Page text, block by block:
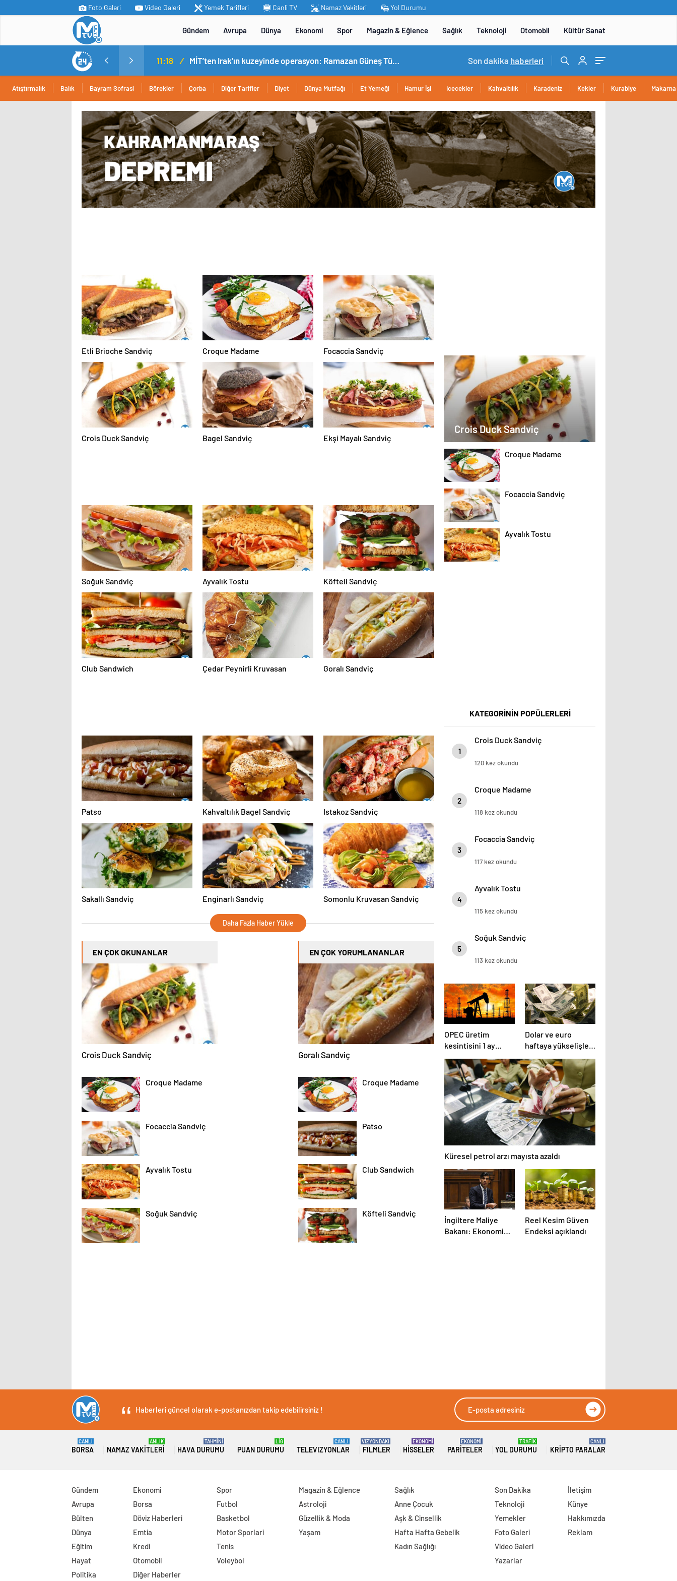
Foto Galeri Video Galeri Yemek Tarifleri Canli TV Namaz Vakitleri Yol Durumu
Gündem Avrupa Dünya Ekonomi Spor Magazin & Eğlence Sağlık Teknoloji Otomobil Kültür Sanat
11:18 / MİT’ten Irak’ın kuzeyinde operasyon: Ramazan Güneş Türkiye’ye getirildi 14:05 / Yerli otomobil TOGG’un ustaları burada yetişecek
Son dakika haberleri
Atıştırmalık Balık Bayram Sofrasi Börekler Çorba Diğer Tarifler Diyet Dünya Mutfağı Et Yemeği Hamur İşi Icecekler Kahvaltılık Karadeniz Kekler Kurabiye Makarna
Etli Brioche Sandviç Croque Madame Focaccia Sandviç
Crois Duck Sandviç Bagel Sandviç Ekşi Mayalı Sandviç
Soğuk Sandviç Ayvalık Tostu Köfteli Sandviç
Club Sandwich Çedar Peynirli Kruvasan Goralı Sandviç
Patso Kahvaltılık Bagel Sandviç Istakoz Sandviç
Sakallı Sandviç Enginarlı Sandviç Somonlu Kruvasan Sandviç
Daha Fazla Haber Yükle
EN ÇOK OKUNANLAR
Crois Duck Sandviç
Croque Madame
Focaccia Sandviç
Ayvalık Tostu
Soğuk Sandviç
EN ÇOK YORUMLANANLAR
Goralı Sandviç
Croque Madame
Patso
Club Sandwich
Köfteli Sandviç
Crois Duck Sandviç
Croque Madame
Focaccia Sandviç
Ayvalık Tostu
KATEGORİNİN POPÜLERLERİ
1
Crois Duck Sandviç
120 kez okundu
2
Croque Madame
118 kez okundu
3
Focaccia Sandviç
117 kez okundu
4
Ayvalık Tostu
115 kez okundu
5
Soğuk Sandviç
113 kez okundu
OPEC üretim
kesintisini 1 ay
uzatacak
Dolar ve euro
haftaya yükselişle
başladı
Küresel petrol arzı mayısta azaldı
İngiltere Maliye
Bakanı: Ekonomi
Reel Kesim Güven
Endeksi açıklandı
Haberleri güncel olarak e-postanızdan takip edebilirsiniz !
BORSA
CANLI
NAMAZ VAKITLERI
ANLIK
HAVA DURUMU
TAHMİNİ
PUAN DURUMU
LİG
TELEVIZYONLAR
CANLI
FILMLER
VIZYONDAKI
HISSELER
EKONOMİ
PARITELER
EKONOMİ
YOL DURUMU
TRAFİK
KRIPTO PARALAR
CANLI
Gündem
Avrupa
Bülten
Dünya
Eğitim
Hayat
Politika
Ekonomi
Borsa
Döviz Haberleri
Emtia
Kredi
Otomobil
Diğer Haberler
Spor
Futbol
Basketbol
Motor Sporlari
Tenis
Voleybol
Magazin & Eğlence
Astroloji
Güzellik & Moda
Yaşam
Sağlık
Anne Çocuk
Aşk & Cinsellik
Hafta Hafta Gebelik
Kadın Sağlığı
Son Dakika
Teknoloji
Yemekler
Foto Galeri
Video Galeri
Yazarlar
İletişim
Künye
Hakkımızda
Reklam